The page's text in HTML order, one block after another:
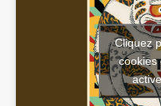
Cliquez
cookies